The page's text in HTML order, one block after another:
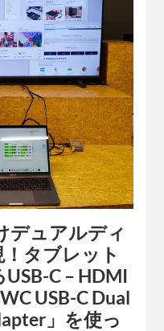
デュアルディ
タブレット
C – HDMI
USB-C Dual
」を使っ